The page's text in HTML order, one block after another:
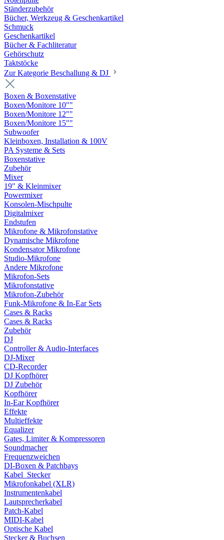
Ständerzubehör
Bücher, Werkzeug & Geschenkartikel
Schmuck
Geschenkartikel
Bücher & Fachliteratur
Gehörschutz
Taktstöcke
Zur Kategorie Beschallung & DJ
Boxen & Boxenstative
Boxen/Monitore 10""
Boxen/Monitore 12""
Boxen/Monitore 15""
Subwoofer
Kleinboxen, Installation & 100V
PA Systeme & Sets
Boxenstative
Zubehör
Mixer
19" & Kleinmixer
Powermixer
Konsolen-Mischpulte
Digitalmixer
Endstufen
Mikrofone & Mikrofonstative
Dynamische Mikrofone
Kondensator Mikrofone
Studio-Mikrofone
Andere Mikrofone
Mikrofon-Sets
Mikrofonstative
Mikrofon-Zubehör
Funk-Mikrofone & In-Ear Sets
Cases & Racks
Cases & Racks
Zubehör
DJ
Controller & Audio-Interfaces
DJ-Mixer
CD-Recorder
DJ Kopfhörer
DJ Zubehör
Kopfhörer
In-Ear Kopfhörer
Effekte
Multieffekte
Equalizer
Gates, Limiter & Kompressoren
Soundmacher
Frequenzweichen
DI-Boxen & Patchbays
Kabel_Stecker
Mikrofonkabel (XLR)
Instrumentenkabel
Lautsprecherkabel
Patch-Kabel
MIDI-Kabel
Optische Kabel
Stecker & Buchsen